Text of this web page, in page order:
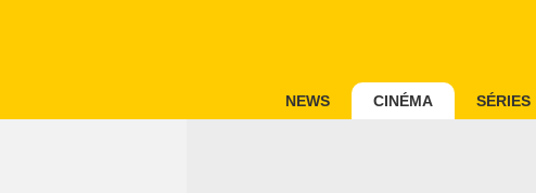
NEWS CINÉMA SÉRIES